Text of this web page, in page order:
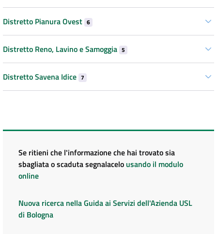
Distretto Pianura Ovest 6
Distretto Reno, Lavino e Samoggia 5
Distretto Savena Idice 7
Se ritieni che l'informazione che hai trovato sia
sbagliata o scaduta segnalacelo usando il modulo
online
Nuova ricerca nella Guida ai Servizi dell'Azienda USL
di Bologna